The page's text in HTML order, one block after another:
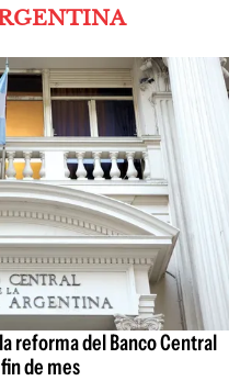
reforma del Banco Central
de mes